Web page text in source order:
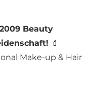
Beauty
💄
Make-up & Hair